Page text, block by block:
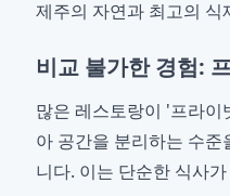
제주의 자연과 최고의
비교 불가한 경험:
많은 레스토랑이 '프라이
아 공간을 분리하는 수
니다. 이는 단순한 식사